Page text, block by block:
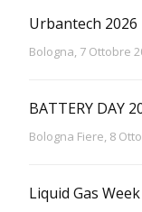
Urbantech 2026
Bologna, 7 Ottobre
BATTERY DAY
Bologna Fiere, 8
Liquid Gas Week